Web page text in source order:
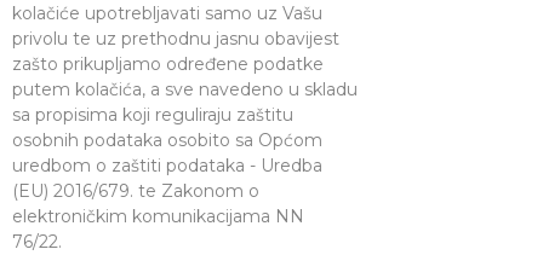
kolačiće upotrebljavati samo uz Vašu
privolu te uz prethodnu jasnu obavijest
zašto prikupljamo određene podatke
putem kolačića, a sve navedeno u skladu
sa propisima koji reguliraju zaštitu
osobnih podataka osobito sa Općom
uredbom o zaštiti podataka - Uredba
(EU) 2016/679. te Zakonom o
elektroničkim komunikacijama NN
76/22.